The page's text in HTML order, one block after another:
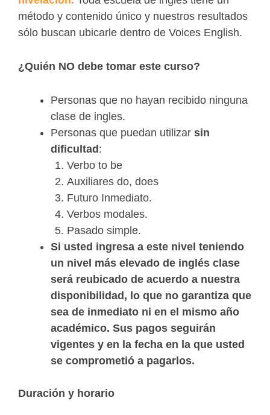
método y contenido único y nuestros resultados
sólo buscan ubicarle dentro de Voices English.
¿Quién NO debe tomar este curso?
Personas que no hayan recibido ninguna
clase de ingles.
Personas que puedan utilizar sin
dificultad:
Verbo to be
Auxiliares do, does
Futuro Inmediato.
Verbos modales.
Pasado simple.
Si usted ingresa a este nivel teniendo
un nivel más elevado de inglés clase
será reubicado de acuerdo a nuestra
disponibilidad, lo que no garantiza que
sea de inmediato ni en el mismo año
académico. Sus pagos seguirán
vigentes y en la fecha en la que usted
se comprometió a pagarlos.
Duración y horario